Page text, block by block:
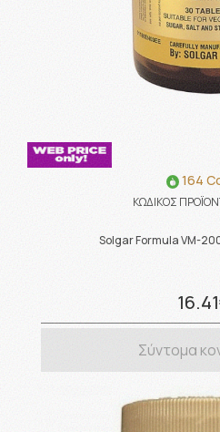
164
ΚΩΔΙΚΟΣ
Solgar Formula VM-
Σύντομα